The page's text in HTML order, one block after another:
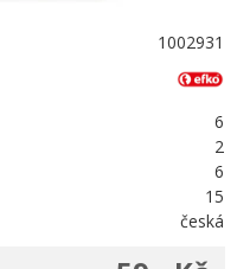
1002931
6
2
6
15
česká